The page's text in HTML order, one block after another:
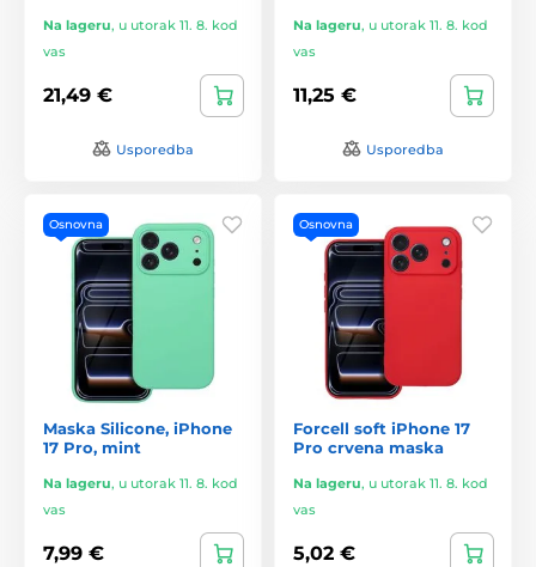
Na lageru, u utorak 11. 8. kod
vas
21,49 €
Usporedba
Na lageru, u utorak 11. 8. kod
vas
11,25 €
Usporedba
Osnovna
Maska Silicone, iPhone
17 Pro, mint
Na lageru, u utorak 11. 8. kod
vas
7,99 €
Osnovna
Forcell soft iPhone 17
Pro crvena maska
Na lageru, u utorak 11. 8. kod
vas
5,02 €